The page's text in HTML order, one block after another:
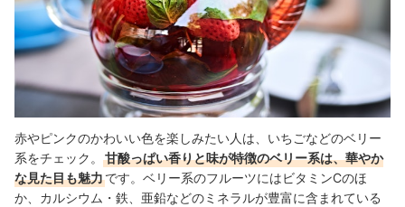
赤やピンクのかわいい色を楽しみたい人は、いちごなどのベリー
系をチェック。
甘酸っぱい香りと味が特徴のベリー系は、華やか
な見た目も魅力です。ベリー系のフルーツにはビタミンCのほ
か、カルシウム・鉄、亜鉛などのミネラルが豊富に含まれている